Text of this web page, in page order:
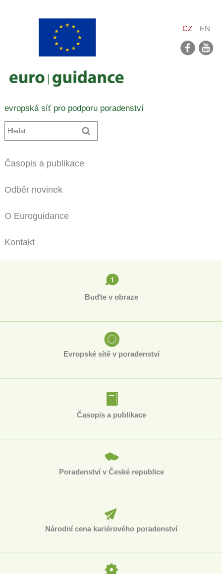
evropská síť pro podporu poradenství
CZ EN
Časopis a publikace
Odběr novinek
O Euroguidance
Kontakt
Buďte v obraze
Evropské sítě v poradenství
Časopis a publikace
Poradenství v České republice
Národní cena kariérového poradenství